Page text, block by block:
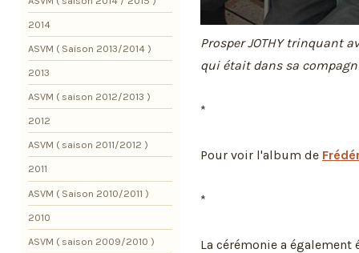
Prosper JOTHY trinquant
qui était dans sa
*
Pour voir l'album de
*
La cérémonie a
2014
ASVM ( Saison 2013/2014 )
2013
ASVM ( saison 2012/2013 )
2012
ASVM ( saison 2011/2012 )
2011
ASVM ( Saison 2010/2011 )
2010
ASVM ( saison 2009/2010 )